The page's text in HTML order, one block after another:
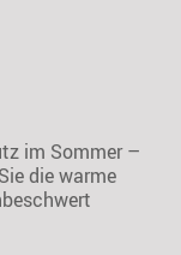
im Sommer –
die warme